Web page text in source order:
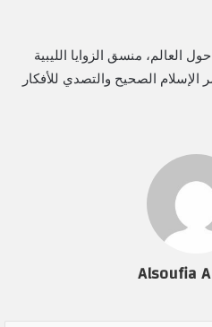
العالم، منسق الزوايا الليبية
الصحيح والتصدي للأفكار
Alsoufia